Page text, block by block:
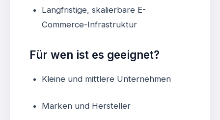
Langfristige, skalierbare E-
Commerce-Infrastruktur
Für wen ist es geeignet?
Kleine und mittlere Unternehmen
Marken und Hersteller